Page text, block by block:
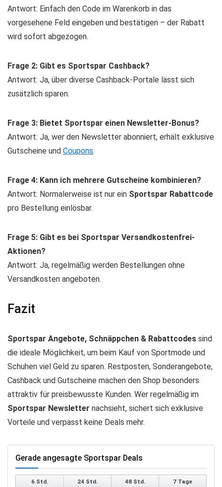
Antwort: Einfach den Code im Warenkorb in das
vorgesehene Feld eingeben und bestätigen – der Rabatt
wird sofort abgezogen.
Frage 2: Gibt es Sportspar Cashback?
Antwort: Ja, über diverse Cashback-Portale lässt sich
zusätzlich sparen.
Frage 3: Bietet Sportspar einen Newsletter-Bonus?
Antwort: Ja, wer den Newsletter abonniert, erhält exklusive
Gutscheine und Coupons.
Frage 4: Kann ich mehrere Gutscheine kombinieren?
Antwort: Normalerweise ist nur ein Sportspar Rabattcode
pro Bestellung einlösbar.
Frage 5: Gibt es bei Sportspar Versandkostenfrei-
Aktionen?
Antwort: Ja, regelmäßig werden Bestellungen ohne
Versandkosten angeboten.
Fazit
Sportspar Angebote, Schnäppchen & Rabattcodes sind
die ideale Möglichkeit, um beim Kauf von Sportmode und
Schuhen viel Geld zu sparen. Restposten, Sonderangebote,
Cashback und Gutscheine machen den Shop besonders
attraktiv für preisbewusste Kunden. Wer regelmäßig im
Sportspar Newsletter nachsieht, sichert sich exklusive
Vorteile und verpasst keine Deals mehr.
Gerade angesagte Sportspar Deals
6 Std. 24 Std. 48 Std. 7 Tage